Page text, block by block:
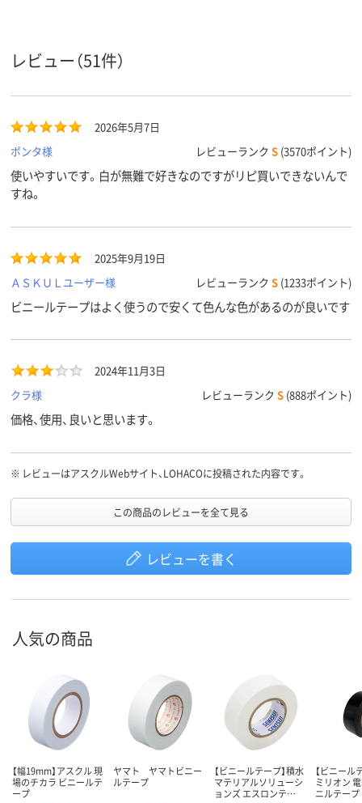
テープ長
10m
アスクル
スコア
レビュー（51件）
2026年5月7日
ポンタ様
レビューランク S (3570ポイント)
使いやすいです。白が無難で好きなのですがリピ買いできないんで
すね。
2025年9月19日
ＡＳＫＵＬユーザー様
レビューランク S (1233ポイント)
ビニールテープはよく使うので安くて色んな色があるのが良いです
2024年11月3日
クラ様
レビューランク S (888ポイント)
価格、使用、良いと思います。
※ レビューはアスクルWebサイト、LOHACOに投稿された内容です。
この商品のレビューを全て見る
レビューを書く
人気の商品
【幅19mm】アスクル 現
場のチカラ ビニールテ
ープ
ヤマト ヤマトビニー
ルテープ
【ビニールテープ】積水
マテリアルソリューシ
ョンズ エスロンテ…
【ビニール
ミリオン
ニルテープ